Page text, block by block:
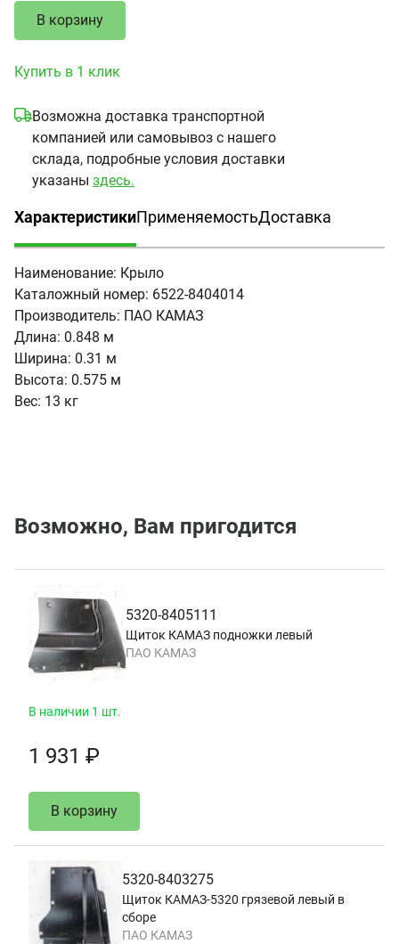
В корзину
Купить в 1 клик
Возможна доставка транспортной
компанией или самовывоз с нашего
склада, подробные условия доставки
указаны здесь.
Характеристики
(активная вкладка)
ПрименяемостьДоставка
Наименование: Крыло
Каталожный номер: 6522-8404014
Производитель: ПАО КАМАЗ
Длина: 0.848 м
Ширина: 0.31 м
Высота: 0.575 м
Вес: 13 кг
Возможно, Вам пригодится
5320-8405111
Щиток КАМАЗ подножки левый
ПАО КАМАЗ
В наличии 1 шт.
1 931 ₽
В корзину
5320-8403275
Щиток КАМАЗ-5320 грязевой левый в
сборе
ПАО КАМАЗ